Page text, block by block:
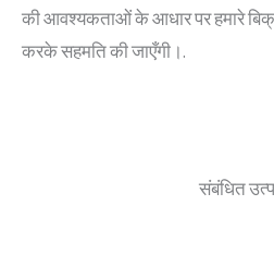
की आवश्यकताओं के आधार पर हमारे
करके सहमति की जाएँगी।.
संबंधित